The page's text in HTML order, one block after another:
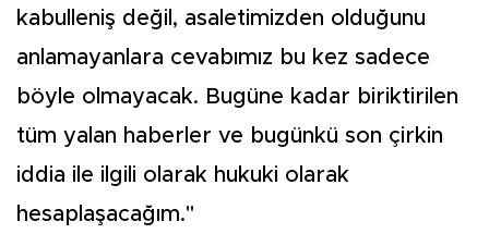
kabulleniş değil, asaletimizden olduğunu
anlamayanlara cevabımız bu kez sadece
böyle olmayacak. Bugüne kadar biriktirilen
tüm yalan haberler ve bugünkü son çirkin
iddia ile ilgili olarak hukuki olarak
hesaplaşacağım.''